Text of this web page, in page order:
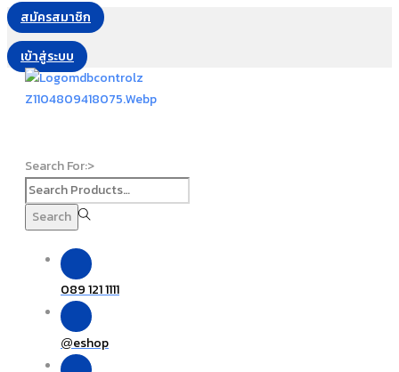
สมัครสมาชิก
เข้าสู่ระบบ
Search For:>
Search
089 121 1111
@eshop